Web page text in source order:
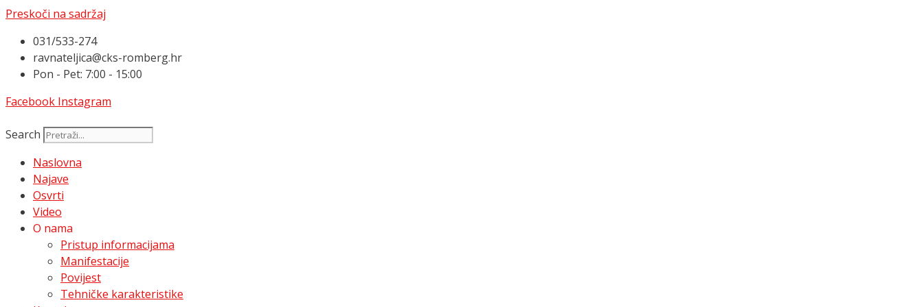
Preskoči na sadržaj
031/533-274
ravnateljica@cks-romberg.hr
Pon - Pet: 7:00 - 15:00
Facebook Instagram
Search
Naslovna
Najave
Osvrti
Video
O nama
Pristup informacijama
Manifestacije
Povijest
Tehničke karakteristike